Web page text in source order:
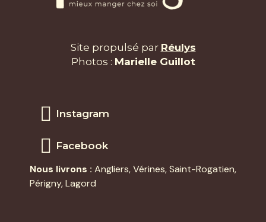
Site propulsé par Réulys
Photos : Marielle Guillot
Instagram
Facebook
Nous livrons : Angliers,Vérines,Saint-Rogatien,
Périgny,Lagord